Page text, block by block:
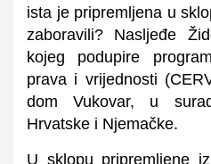
ista je pripremljena u
zaboravili? Nasljeđe
kojeg podupire
prava i vrijednosti
dom Vukovar, u
Hrvatske i Njemačke.
U sklopu pripremljene